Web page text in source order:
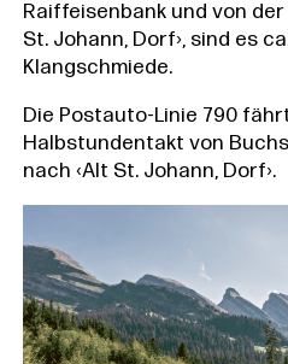
Raiffeisenbank und von
St. Johann, Dorf›, sind es
Klangschmiede.
Die Postauto-Linie 790
Halbstundentakt von
nach ‹Alt St. Johann, Dorf›.